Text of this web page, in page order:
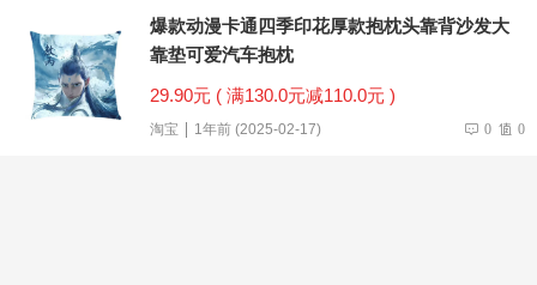
爆款动漫卡通四季印花厚款抱枕头靠背沙发大
靠垫可爱汽车抱枕
29.90元 ( 满130.0元减110.0元 )
淘宝 1年前 (2025-02-17) 0 0